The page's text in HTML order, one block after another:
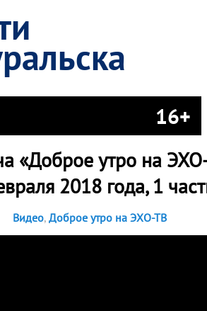
16+
«Доброе утро на
2018 года, 1
Видео, Доброе утро на ЭХО-ТВ